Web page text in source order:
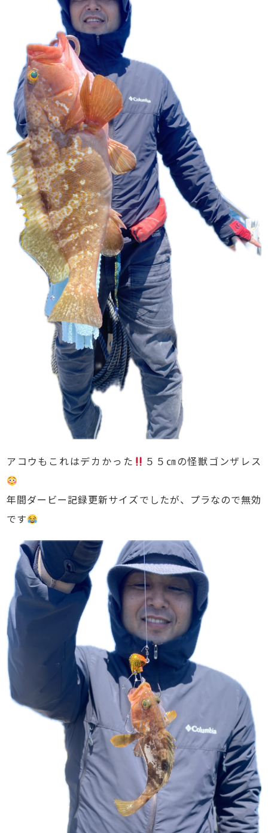
アコウもこれはデカかった ５５㎝の怪獣ゴンザレス
年間ダービー記録更新サイズでしたが、プラなので無効
です